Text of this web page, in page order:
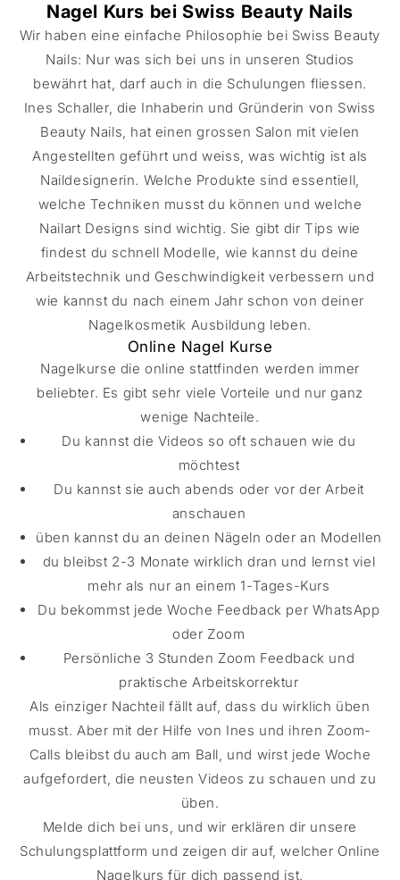
Nagel Kurs bei Swiss Beauty Nails
Wir haben eine einfache Philosophie bei Swiss Beauty
Nails: Nur was sich bei uns in unseren Studios
bewährt hat, darf auch in die Schulungen fliessen.
Ines Schaller, die Inhaberin und Gründerin von Swiss
Beauty Nails, hat einen grossen Salon mit vielen
Angestellten geführt und weiss, was wichtig ist als
Naildesignerin. Welche Produkte sind essentiell,
welche Techniken musst du können und welche
Nailart Designs sind wichtig. Sie gibt dir Tips wie
findest du schnell Modelle, wie kannst du deine
Arbeitstechnik und Geschwindigkeit verbessern und
wie kannst du nach einem Jahr schon von deiner
Nagelkosmetik Ausbildung leben.
Online Nagel Kurse
Nagelkurse die online stattfinden werden immer
beliebter. Es gibt sehr viele Vorteile und nur ganz
wenige Nachteile.
Du kannst die Videos so oft schauen wie du
möchtest
Du kannst sie auch abends oder vor der Arbeit
anschauen
üben kannst du an deinen Nägeln oder an Modellen
du bleibst 2-3 Monate wirklich dran und lernst viel
mehr als nur an einem 1-Tages-Kurs
Du bekommst jede Woche Feedback per WhatsApp
oder Zoom
Persönliche 3 Stunden Zoom Feedback und
praktische Arbeitskorrektur
Als einziger Nachteil fällt auf, dass du wirklich üben
musst. Aber mit der Hilfe von Ines und ihren Zoom-
Calls bleibst du auch am Ball, und wirst jede Woche
aufgefordert, die neusten Videos zu schauen und zu
üben.
Melde dich bei uns, und wir erklären dir unsere
Schulungsplattform und zeigen dir auf, welcher Online
Nagelkurs für dich passend ist.